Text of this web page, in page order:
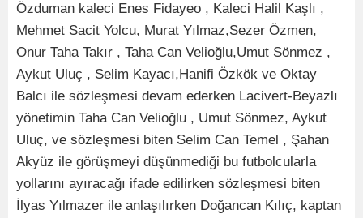
Özduman kaleci Enes Fidayeo , Kaleci Halil Kaşlı ,
Mehmet Sacit Yolcu, Murat Yılmaz,Sezer Özmen,
Onur Taha Takır , Taha Can Velioğlu,Umut Sönmez ,
Aykut Uluç , Selim Kayacı,Hanifi Özkök ve Oktay
Balcı ile sözleşmesi devam ederken Lacivert-Beyazlı
yönetimin Taha Can Velioğlu , Umut Sönmez, Aykut
Uluç, ve sözleşmesi biten Selim Can Temel , Şahan
Akyüz ile görüşmeyi düşünmediği bu futbolcularla
yollarını ayıracağı ifade edilirken sözleşmesi biten
İlyas Yılmazer ile anlaşılırken Doğancan Kılıç, kaptan